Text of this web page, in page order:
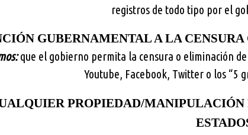
registros de todo tipo por el
GUBERNAMENTAL A LA
que el gobierno permita la censura o eliminación
Youtube, Facebook, Twitter o los “5
PROPIEDAD/MANIPULACIÓN